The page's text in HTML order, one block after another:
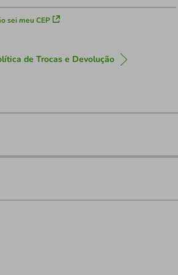
sei meu CEP
de Trocas e Devolução